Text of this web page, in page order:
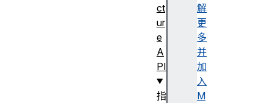
解
更
多
并
加
入
M
ct
ur
e
A
PI
指